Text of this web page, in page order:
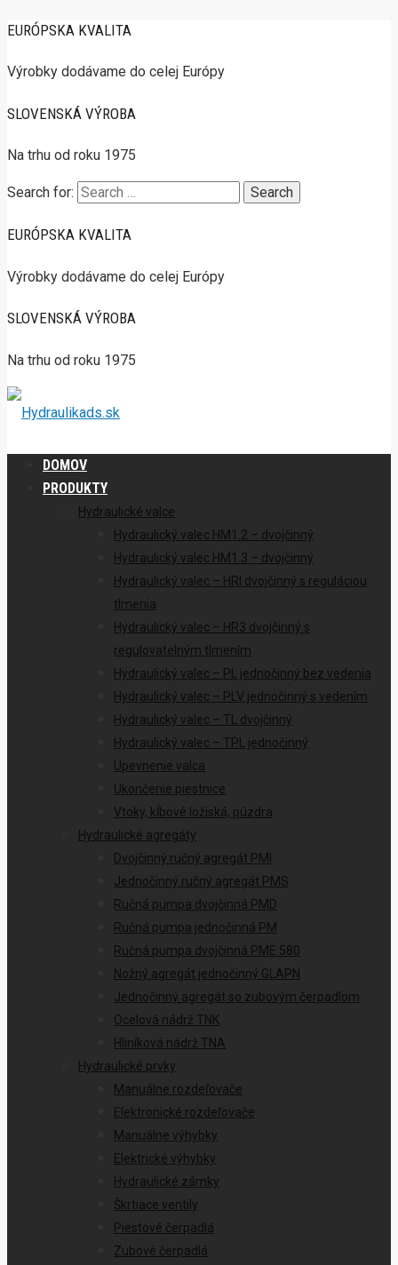
EURÓPSKA KVALITA
Výrobky dodávame do celej Európy
SLOVENSKÁ VÝROBA
Na trhu od roku 1975
Search for:
EURÓPSKA KVALITA
Výrobky dodávame do celej Európy
SLOVENSKÁ VÝROBA
Na trhu od roku 1975
DOMOV
PRODUKTY
Hydraulické valce
Hydraulický valec HM1.2 – dvojčinný
Hydraulický valec HM1.3 – dvojčinný
Hydraulický valec – HRI dvojčinný s reguláciou
tlmenia
Hydraulický valec – HR3 dvojčinný s
regulovatelným tlmením
Hydraulický valec – PL jednočinný bez vedenia
Hydraulický valec – PLV jednočinný s vedením
Hydraulický valec – TL dvojčinný
Hydraulický valec – TPL jednočinný
Upevnenie valca
Ukončenie piestnice
Vtoky, kĺbové ložiská, púzdra
Hydraulické agregáty
Dvojčinný ručný agregát PMI
Jednočinný ručný agregát PMS
Ručná pumpa dvojčinná PMD
Ručná pumpa jednočinná PM
Ručná pumpa dvojčinná PME 580
Nožný agregát jednočinný GLAPN
Jednočinný agregát so zubovým čerpadlom
Ocelová nádrž TNK
Hliníková nádrž TNA
Hydraulické prvky
Manuálne rozdeľovače
Elektronické rozdeľovače
Manuálne výhybky
Elektrické výhybky
Hydraulické zámky
Škrtiace ventily
Piestové čerpadlá
Zubové čerpadlá